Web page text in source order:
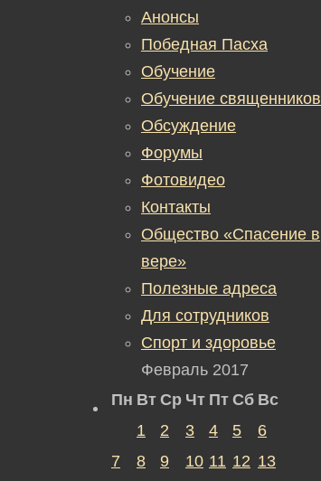
Анонсы
Победная Пасха
Обучение
Обучение священников
Обсуждение
Форумы
Фотовидео
Контакты
Общество «Спасение в
вере»
Полезные адреса
Для сотрудников
Спорт и здоровье
Февраль 2017
Пн Вт Ср Чт Пт Сб Вс
1
2 3 4 5
6
7
8 9 10 11 12 13